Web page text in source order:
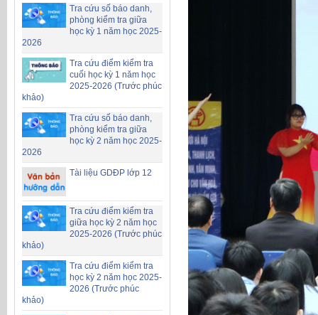
Tra cứu số báo danh,
phòng kiểm tra giữa
học kỳ 1 năm học 2025-
2026
Tra cứu điểm kiểm tra
cuối học kỳ 1 năm học
2025-2026 (Trước phúc
khảo)
Tra cứu số báo danh,
phòng kiểm tra giữa
học kỳ 2 năm học 2025-
2026
Tài liệu GDĐP lớp 12
Tra cứu điểm kiểm tra
giữa học kỳ 2 năm học
2025-2026 (Trước phúc
khảo)
Tra cứu điểm kiểm tra
học kỳ 2 năm học 2025-
2026 (Trước phúc
khảo)